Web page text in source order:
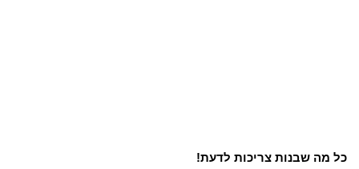
כל מה שבנות צריכות לדעת!